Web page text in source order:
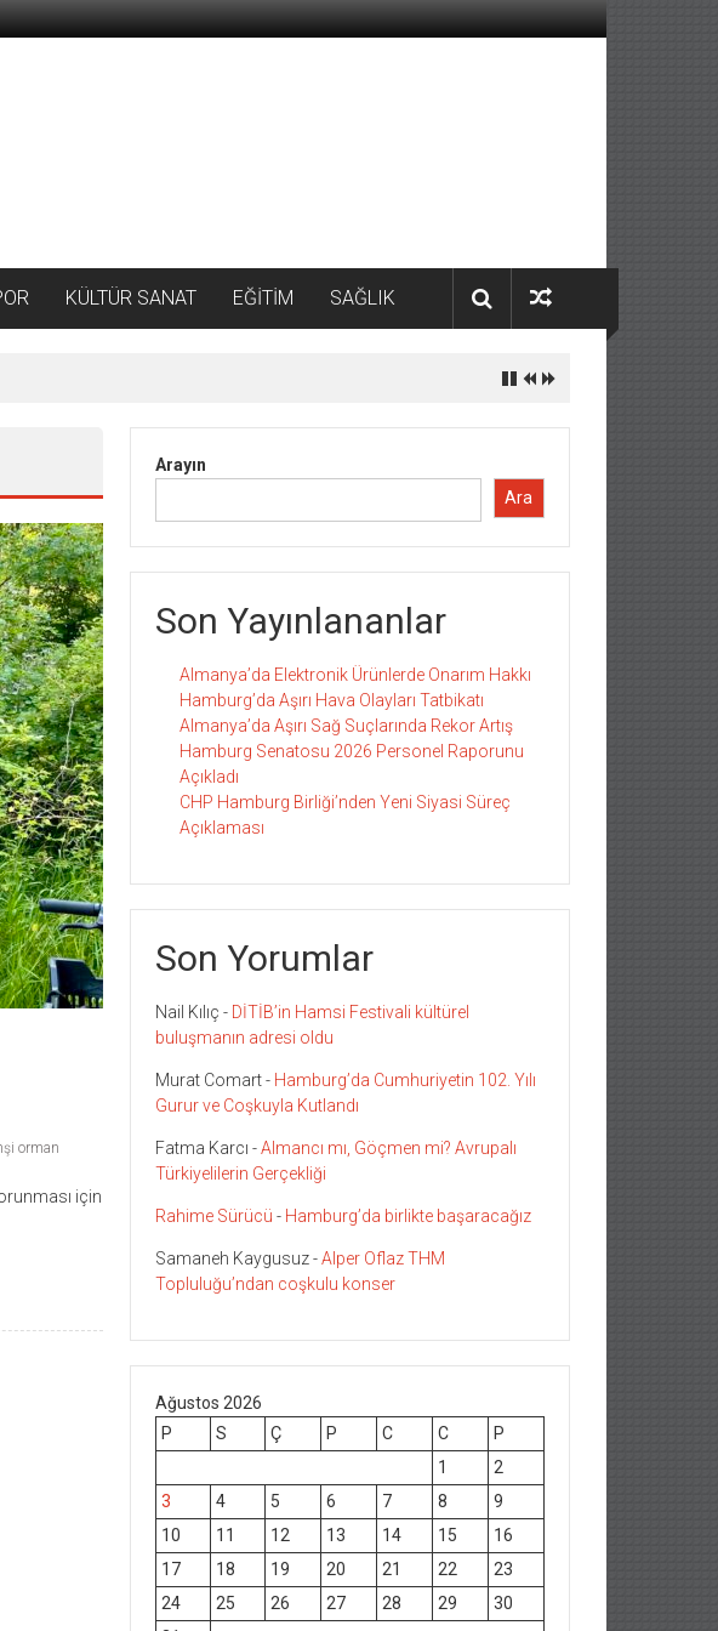
KÜLTÜR SANAT EĞİTİM SAĞLIK
orman
için
Arayın
Ara
Son Yayınlananlar
Almanya’da Elektronik Ürünlerde Onarım Hakkı
Hamburg’da Aşırı Hava Olayları Tatbikatı
Almanya’da Aşırı Sağ Suçlarında Rekor Artış
Hamburg Senatosu 2026 Personel Raporunu
Açıkladı
CHP Hamburg Birliği’nden Yeni Siyasi Süreç
Açıklaması
Son Yorumlar
Nail Kılıç - DİTİB’in Hamsi Festivali kültürel
buluşmanın adresi oldu
Murat Comart- Hamburg’da Cumhuriyetin 102. Yılı
Gurur ve Coşkuyla Kutlandı
Fatma Karcı -Almancı mı, Göçmen mi? Avrupalı
Türkiyelilerin Gerçekliği
Rahime Sürücü - Hamburg’da birlikte başaracağız
Samaneh Kaygusuz-Alper Oflaz THM
Topluluğu’ndan coşkulu konser
Ağustos 2026
P
S Ç P C C
P
1
2
3
4 5 6 7 8
9
10
11 12 13 14 15
16
17
18 19 20 21 22
23
24
25 26 27 28 29
30